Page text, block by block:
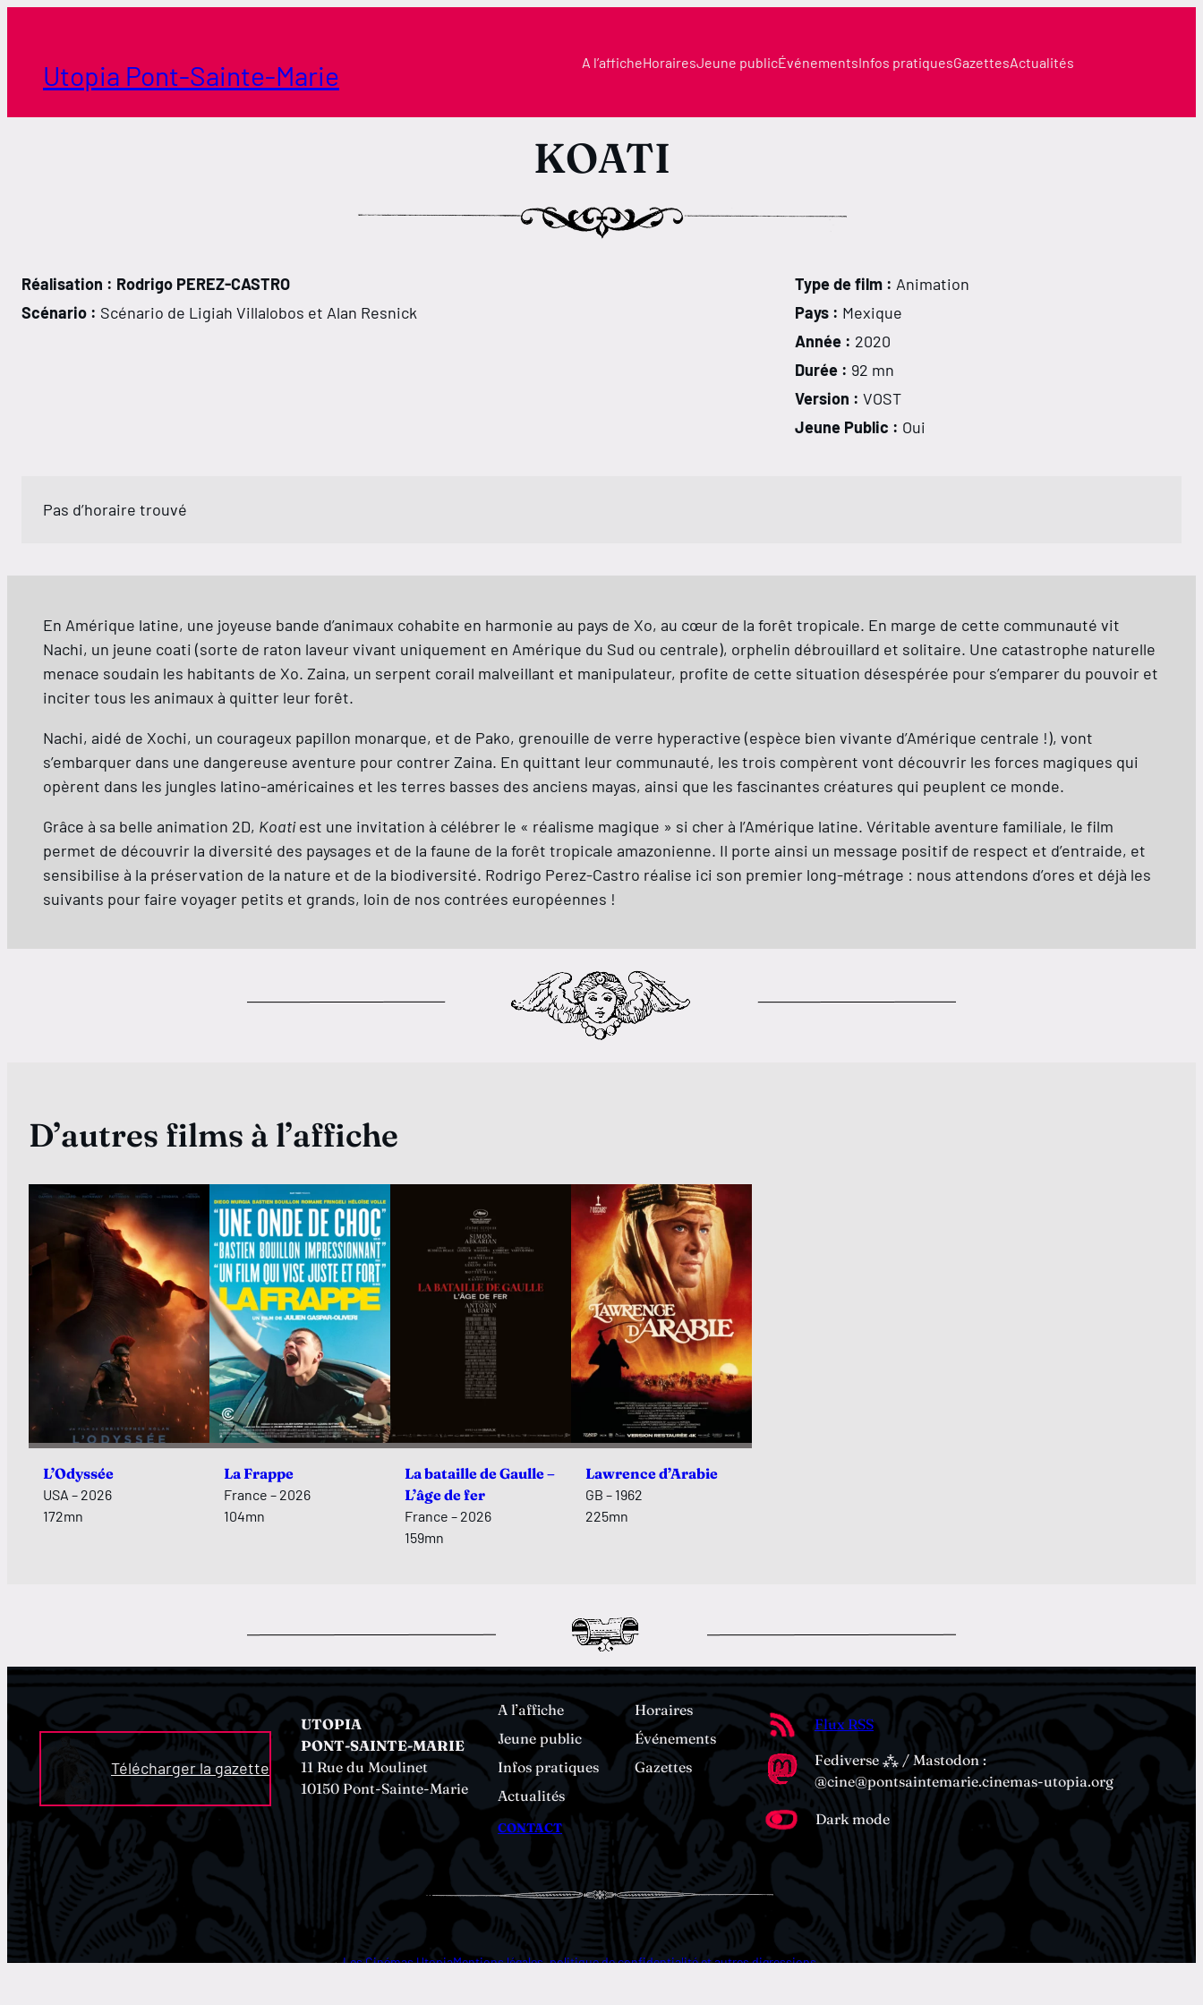
contenuUtopia Pont-Sainte-Marie A l’afficheHorairesJeune publicÉvénementsInfos pratiquesGazettesActualités
KOATI
Réalisation : Rodrigo PEREZ-CASTRO
Scénario : Scénario de Ligiah Villalobos et Alan Resnick
Type de film : Animation
Pays : Mexique
Année : 2020
Durée : 92 mn
Version : VOST
Jeune Public : Oui
Pas d’horaire trouvé
En Amérique latine, une joyeuse bande d’animaux cohabite en harmonie au pays de Xo, au cœur de la forêt tropicale. En marge de cette communauté vit
Nachi, un jeune coati (sorte de raton laveur vivant uniquement en Amérique du Sud ou centrale), orphelin débrouillard et solitaire. Une catastrophe naturelle
menace soudain les habitants de Xo. Zaina, un serpent corail malveillant et manipulateur, profite de cette situation désespérée pour s’emparer du pouvoir et
inciter tous les animaux à quitter leur forêt.
Nachi, aidé de Xochi, un courageux papillon monarque, et de Pako, grenouille de verre hyperactive (espèce bien vivante d’Amérique centrale !), vont
s’embarquer dans une dangereuse aventure pour contrer Zaina. En quittant leur communauté, les trois compèrent vont découvrir les forces magiques qui
opèrent dans les jungles latino-américaines et les terres basses des anciens mayas, ainsi que les fascinantes créatures qui peuplent ce monde.
Grâce à sa belle animation 2D, Koatiest une invitation à célébrer le « réalisme magique » si cher à l’Amérique latine. Véritable aventure familiale, le film
permet de découvrir la diversité des paysages et de la faune de la forêt tropicale amazonienne. Il porte ainsi un message positif de respect et d’entraide, et
sensibilise à la préservation de la nature et de la biodiversité. Rodrigo Perez-Castro réalise ici son premier long-métrage : nous attendons d’ores et déjà les
suivants pour faire voyager petits et grands, loin de nos contrées européennes !
D’autres films à l’affiche
L’Odyssée
USA – 2026
172mn
La Frappe
France – 2026
104mn
La bataille de Gaulle –
L’âge de fer
France – 2026
159mn
Lawrence d’Arabie
GB – 1962
225mn
Télécharger la gazette
UTOPIA
PONT-SAINTE-MARIE
11 Rue du Moulinet
10150 Pont-Sainte-Marie
A l’affiche
Horaires
Jeune public
Événements
Infos pratiques
Gazettes
Actualités
CONTACT
Flux RSS
Fediverse ⁂ / Mastodon :
@cine@pontsaintemarie.cinemas-utopia.org
Dark mode
→Les Cinémas UtopiaMentions légales, politique de confidentialité et autres digressions…